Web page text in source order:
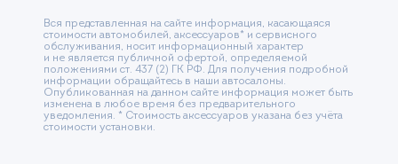
Вся представленная на сайте информация, касающаяся
стоимости автомобилей, аксессуаров* и сервисного
обслуживания, носит информационный характер
и не является публичной офертой, определяемой
положениями ст. 437 (2) ГК РФ. Для получения подробной
информации обращайтесь в наши автосалоны.
Опубликованная на данном сайте информация может быть
изменена в любое время без предварительного
уведомления. * Стоимость аксессуаров указана без учёта
стоимости установки.